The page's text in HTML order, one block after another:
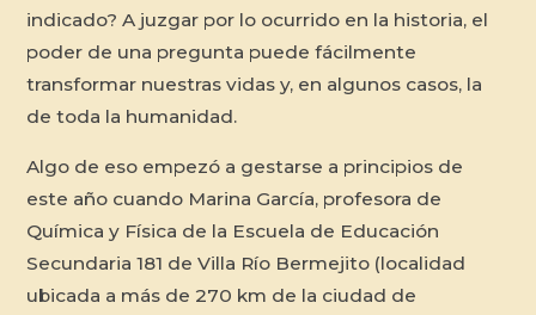
indicado? A juzgar por lo ocurrido en la historia, el
poder de una pregunta puede fácilmente
transformar nuestras vidas y, en algunos casos, la
de toda la humanidad.
Algo de eso empezó a gestarse a principios de
este año cuando Marina García, profesora de
Química y Física de la Escuela de Educación
Secundaria 181 de Villa Río Bermejito (localidad
ubicada a más de 270 km de la ciudad de